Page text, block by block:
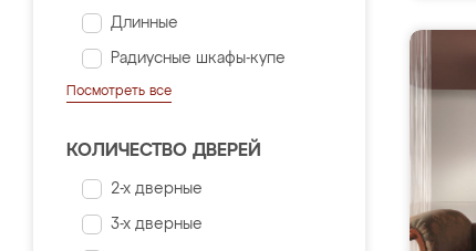
Длинные
Радиусные шкафы-купе
Посмотреть все
КОЛИЧЕСТВО ДВЕРЕЙ
2-х дверные
3-х дверные